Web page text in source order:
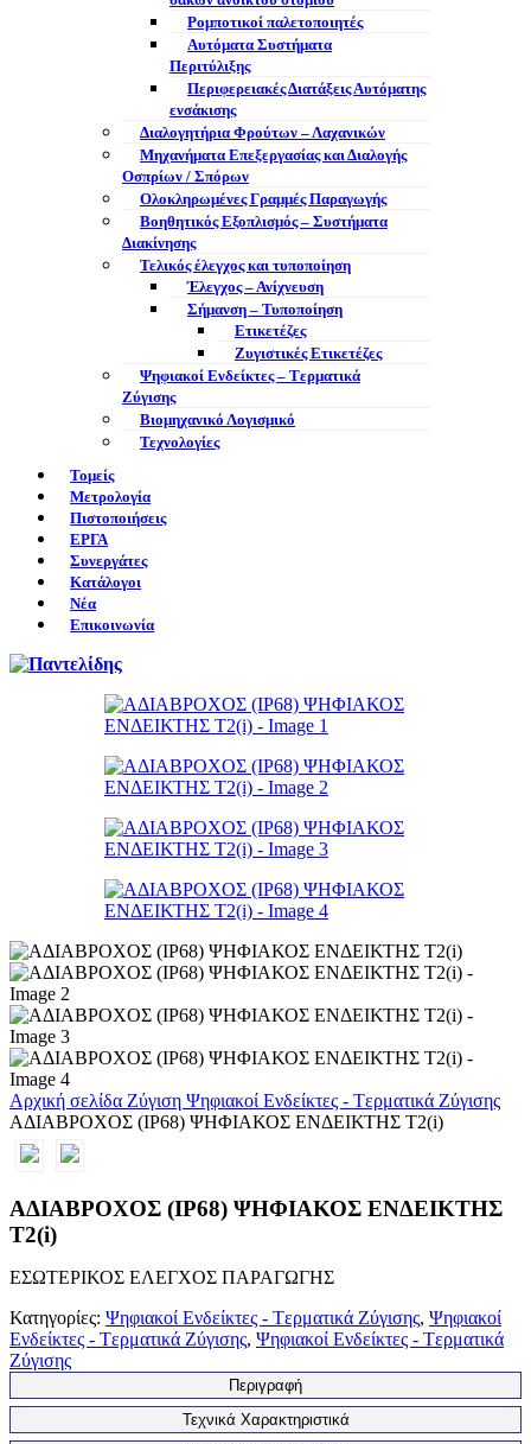
Ρομποτικοί παλετοποιητές
Αυτόματα Συστήματα
Περιτύλιξης
Περιφερειακές Διατάξεις Αυτόματης
ενσάκισης
Διαλογητήρια Φρούτων – Λαχανικών
Μηχανήματα Επεξεργασίας και Διαλογής
Οσπρίων / Σπόρων
Ολοκληρωμένες Γραμμές Παραγωγής
Βοηθητικός Εξοπλισμός – Συστήματα
Διακίνησης
Τελικός έλεγχος και τυποποίηση
Έλεγχος – Ανίχνευση
Σήμανση – Τυποποίηση
Ετικετέζες
Ζυγιστικές Ετικετέζες
Ψηφιακοί Ενδείκτες – Tερματικά
Ζύγισης
Βιομηχανικό Λογισμικό
Τεχνολογίες
Τομείς
Μετρολογία
Πιστοποιήσεις
ΕΡΓΑ
Συνεργάτες
Κατάλογοι
Νέα
Επικοινωνία
Αρχική σελίδα Ζύγιση Ψηφιακοί Ενδείκτες - Tερματικά Ζύγισης
ΑΔΙΑΒΡΟΧOΣ (ΙΡ68) ΨΗΦΙΑΚΟΣ ΕΝΔΕΙΚΤΗΣ Τ2(i)
ΑΔΙΑΒΡΟΧOΣ (ΙΡ68) ΨΗΦΙΑΚΟΣ ΕΝΔΕΙΚΤΗΣ
Τ2(i)
ΕΣΩΤΕΡΙΚΟΣ ΕΛΕΓΧΟΣ ΠΑΡΑΓΩΓΗΣ
Κατηγορίες: Ψηφιακοί Ενδείκτες - Tερματικά Ζύγισης, Ψηφιακοί
Ενδείκτες - Tερματικά Ζύγισης, Ψηφιακοί Ενδείκτες - Tερματικά
Ζύγισης
Περιγραφή
Τεχνικά Χαρακτηριστικά